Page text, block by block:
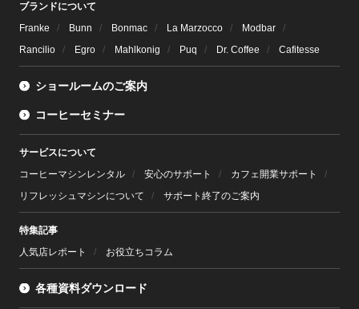
ブランドについて
Franke
Bunn Bonmac La Marzocco
Modbar
Rancilio
Egro Mahlkonig Puq Dr. Coffee Cafitesse
ショールームのご案内
コーヒーセミナー
サービスについて
コーヒーマシンレンタル
安心のサポート
カフェ開業サポート
リフレッシュマシンについて
サポート終了のご案内
特集記事
人気店レポート
お役立ちコラム
各種資料ダウンロード